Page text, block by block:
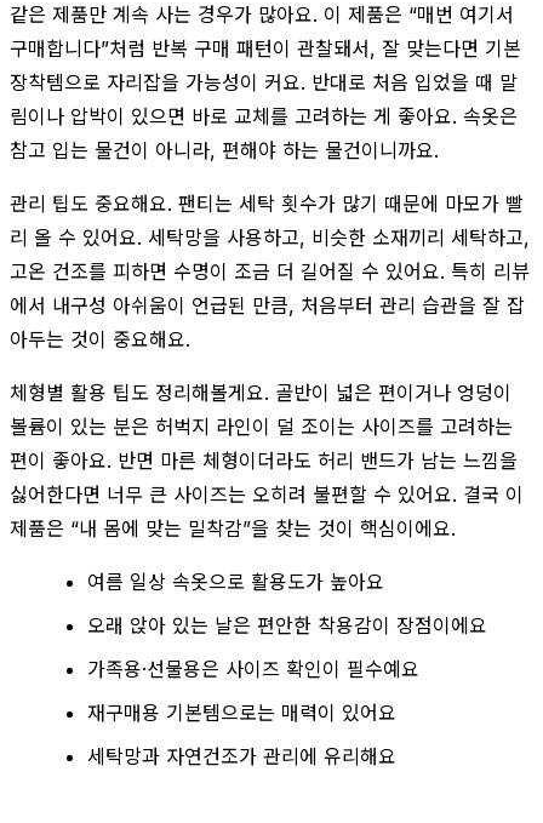
같은 제품만 계속 사는 경우가 많아요. 이 제품은 “매번 여기서
구매합니다”처럼 반복 구매 패턴이 관찰돼서, 잘 맞는다면 기본
장착템으로 자리잡을 가능성이 커요. 반대로 처음 입었을 때 말
림이나 압박이 있으면 바로 교체를 고려하는 게 좋아요. 속옷은
참고 입는 물건이 아니라, 편해야 하는 물건이니까요.
관리 팁도 중요해요. 팬티는 세탁 횟수가 많기 때문에 마모가 빨
리 올 수 있어요. 세탁망을 사용하고, 비슷한 소재끼리 세탁하고,
고온 건조를 피하면 수명이 조금 더 길어질 수 있어요. 특히 리뷰
에서 내구성 아쉬움이 언급된 만큼, 처음부터 관리 습관을 잘 잡
아두는 것이 중요해요.
체형별 활용 팁도 정리해볼게요. 골반이 넓은 편이거나 엉덩이
볼륨이 있는 분은 허벅지 라인이 덜 조이는 사이즈를 고려하는
편이 좋아요. 반면 마른 체형이더라도 허리 밴드가 남는 느낌을
싫어한다면 너무 큰 사이즈는 오히려 불편할 수 있어요. 결국 이
제품은 “내 몸에 맞는 밀착감”을 찾는 것이 핵심이에요.
여름 일상 속옷으로 활용도가 높아요
오래 앉아 있는 날은 편안한 착용감이 장점이에요
가족용·선물용은 사이즈 확인이 필수예요
재구매용 기본템으로는 매력이 있어요
세탁망과 자연건조가 관리에 유리해요